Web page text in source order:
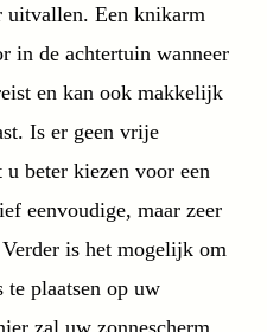
uitvallen. Een knikarm
in de achtertuin wanneer
en kan ook makkelijk
Is er geen vrije
beter kiezen voor een
eenvoudige, maar zeer
is het mogelijk om
te plaatsen op uw
zal uw zonnescherm